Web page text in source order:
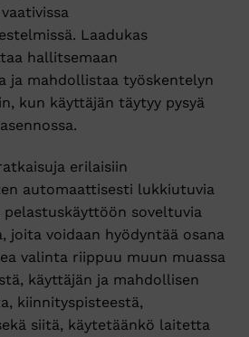
Laadukas
hallitsemaan
ja mahdollistaa työskentelyn
kun käyttäjän täytyy pysyä
erilaisiin
automaattisesti lukkiutuvia
soveltuvia
joita voidaan hyödyntää osana
valinta riippuu muun muassa
käyttäjän ja mahdollisen
kiinnityspisteestä,
siitä, käytetäänkö laitetta